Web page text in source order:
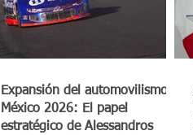
Expansión del automovilismo en
México 2026: El papel
estratégico de Alessandros